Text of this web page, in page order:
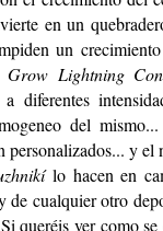
en un
un
Grow Lightning
a diferentes
del
personalizados... y
lo hacen en
de cualquier otro
queréis ver como